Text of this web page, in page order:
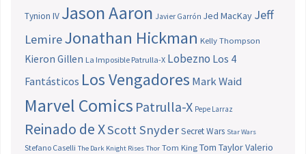
Tynion IV Jason Aaron Javier Garrón Jed MacKay Jeff
LemireJonathan Hickman Kelly Thompson
Kieron Gillen La Imposible Patrulla-X Lobezno Los 4
Fantásticos Los Vengadores Mark Waid
Marvel Comics Patrulla-X Pepe Larraz
Reinado de XScott SnyderSecret Wars Star Wars
Stefano Caselli The Dark Knight Rises Thor Tom King Tom TaylorValerio